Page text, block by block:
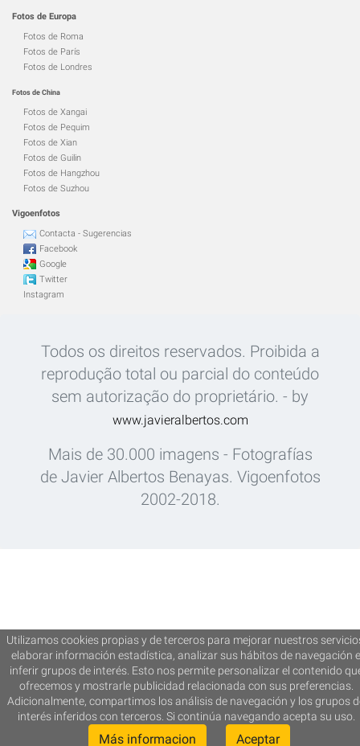
Fotos de Europa
Fotos de Roma
Fotos de París
Fotos de Londres
Fotos de China
Fotos de Xangai
Fotos de Pequim
Fotos de Xian
Fotos de Guilin
Fotos de Hangzhou
Fotos de Suzhou
Vigoenfotos
Contacta - Sugerencias
Facebook
Google
Twitter
Instagram
Todos os direitos reservados. Proibida a
reprodução total ou parcial do conteúdo
sem autorização do proprietário. - by
www.javieralbertos.com
Mais de 30.000 imagens - Fotografías
de Javier Albertos Benayas. Vigoenfotos
2002-2018.
Utilizamos cookies propias y de terceros para mejorar nuestros
elaborar información estadística, analizar sus hábitos de navegación e
inferir grupos de interés. Esto nos permite personalizar el contenido
ofrecemos y mostrarle publicidad relacionada con sus preferencias.
Adicionalmente, compartimos los análisis de navegación y los grupos
interés inferidos con terceros. Si continúa navegando acepta su uso.
Más informacion Aceptar